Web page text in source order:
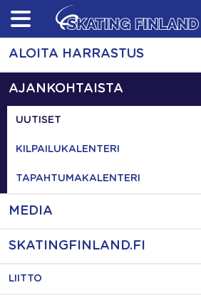
Skip
content
ALOITA HARRASTUS
AJANKOHTAISTA
UUTISET
KILPAILUKALENTERI
TAPAHTUMAKALENTERI
MEDIA
SKATINGFINLAND.FI
LIITTO